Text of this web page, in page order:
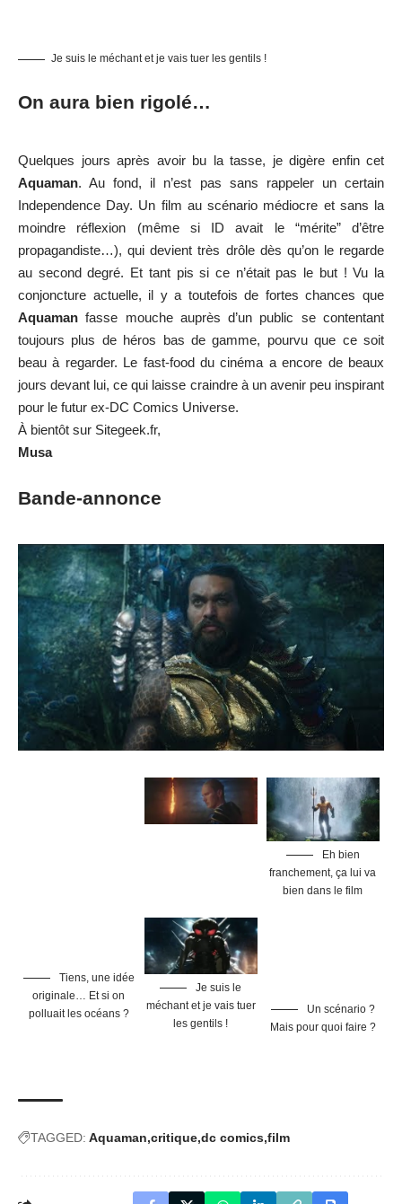
Je suis le méchant et je vais tuer les gentils !
On aura bien rigolé…
Quelques jours après avoir bu la tasse, je digère enfin cet
Aquaman. Au fond, il n’est pas sans rappeler un certain
Independence Day. Un film au scénario médiocre et sans la
moindre réflexion (même si ID avait le “mérite” d’être
propagandiste…), qui devient très drôle dès qu’on le regarde
au second degré. Et tant pis si ce n’était pas le but ! Vu la
conjoncture actuelle, il y a toutefois de fortes chances que
Aquaman fasse mouche auprès d’un public se contentant
toujours plus de héros bas de gamme, pourvu que ce soit
beau à regarder. Le fast-food du cinéma a encore de beaux
jours devant lui, ce qui laisse craindre à un avenir peu inspirant
pour le futur ex-DC Comics Universe.
À bientôt sur Sitegeek.fr,
Musa
Bande-annonce
Eh bien
franchement, ça lui va
bien dans le film
Tiens, une idée
originale… Et si on
polluait les océans ?
Je suis le
méchant et je vais tuer
les gentils !
Un scénario ?
Mais pour quoi faire ?
TAGGED: Aquaman critique dc comics film